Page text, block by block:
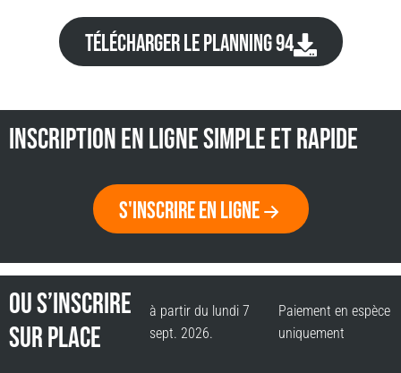
Télécharger le planning 94
inscription en ligne simple et rapide
s'inscrire en ligne
OU S’INSCRIRE
SUR PLACE
à partir du lundi 7
sept. 2026.
Paiement en espèce
uniquement